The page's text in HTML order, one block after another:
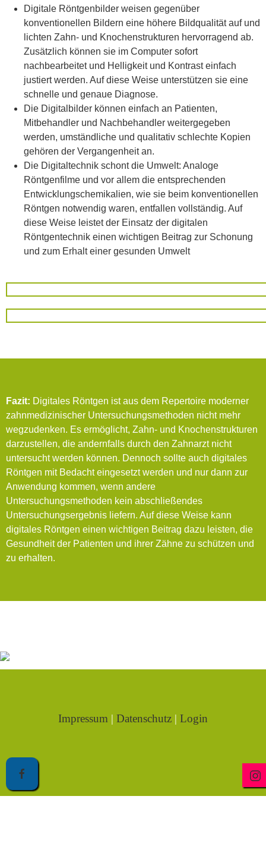
Digitale Röntgenbilder weisen gegenüber
konventionellen Bildern eine höhere Bildqualität auf und
lichten Zahn- und Knochenstrukturen hervorragend ab.
Zusätzlich können sie im Computer sofort
nachbearbeitet und Helligkeit und Kontrast einfach
justiert werden. Auf diese Weise unterstützen sie eine
schnelle und genaue Diagnose.
Die Digitalbilder können einfach an Patienten,
Mitbehandler und Nachbehandler weitergegeben
werden, umständliche und qualitativ schlechte Kopien
gehören der Vergangenheit an.
Die Digitaltechnik schont die Umwelt: Analoge
Röntgenfilme und vor allem die entsprechenden
Entwicklungschemikalien, wie sie beim konventionellen
Röntgen notwendig waren, entfallen vollständig. Auf
diese Weise leistet der Einsatz der digitalen
Röntgentechnik einen wichtigen Beitrag zur Schonung
und zum Erhalt einer gesunden Umwelt
Fazit: Digitales Röntgen ist aus dem Repertoire moderner
zahnmedizinischer Untersuchungsmethoden nicht mehr
wegzudenken. Es ermöglicht, Zahn- und Knochenstrukturen
darzustellen, die andernfalls durch den Zahnarzt nicht
untersucht werden können. Dennoch sollte auch digitales
Röntgen mit Bedacht eingesetzt werden und nur dann zur
Anwendung kommen, wenn andere
Untersuchungsmethoden kein abschließendes
Untersuchungsergebnis liefern. Auf diese Weise kann
digitales Röntgen einen wichtigen Beitrag dazu leisten, die
Gesundheit der Patienten und ihrer Zähne zu schützen und
zu erhalten.
Impressum | Datenschutz | Login